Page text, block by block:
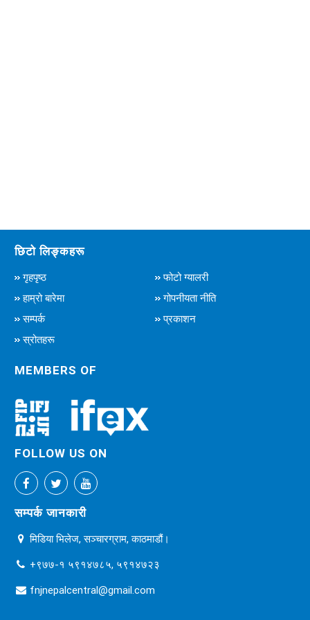
छिटो लिङ्कहरू
गृहपृष्ठ
फोटो ग्यालरी
हाम्रो बारेमा
गोपनीयता नीति
सम्पर्क
प्रकाशन
स्रोतहरू
MEMBERS OF
FOLLOW US ON
सम्पर्क जानकारी
मिडिया भिलेज, सञ्चारग्राम, काठमाडौं।
+९७७-१ ५९१४७८५, ५९१४७२३
fnjnepalcentral@gmail.com